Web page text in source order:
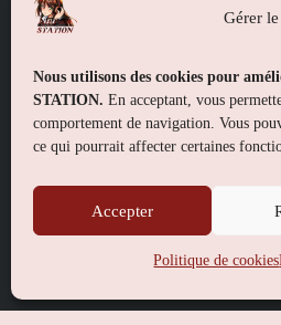
Gérer
Nous utilisons des cookies pour
STATION. En acceptant, vous
comportement de navigation. Vous
ce qui pourrait affecter certaines
Accepter
Politique de cookies
Conditions générales de vente
Politique de confidentialité
Politique de cookies (UE)